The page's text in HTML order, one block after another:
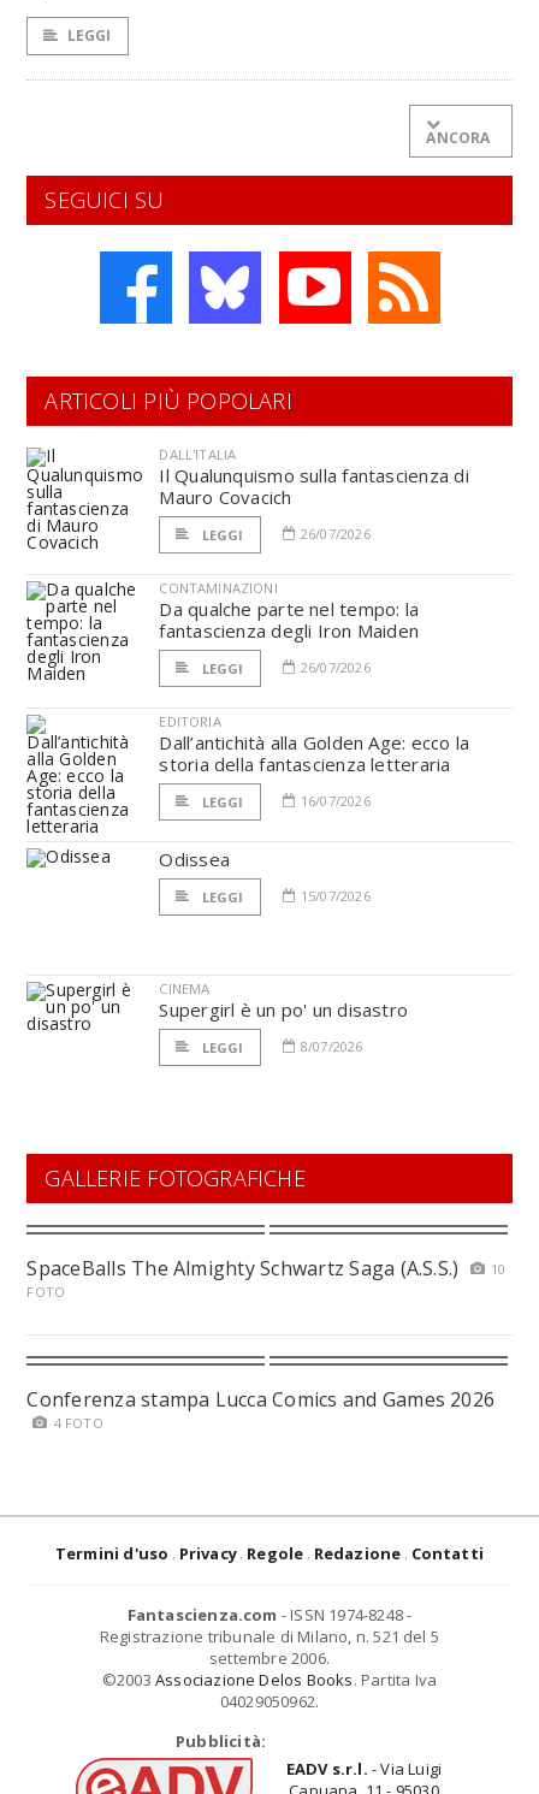
LEGGI
ANCORA
SEGUICI SU
ARTICOLI PIÙ POPOLARI
DALL'ITALIA
Il Qualunquismo sulla fantascienza di
Mauro Covacich
LEGGI 26/07/2026
CONTAMINAZIONI
Da qualche parte nel tempo: la
fantascienza degli Iron Maiden
LEGGI 26/07/2026
EDITORIA
Dall’antichità alla Golden Age: ecco la
storia della fantascienza letteraria
LEGGI 16/07/2026
Odissea
LEGGI 15/07/2026
CINEMA
Supergirl è un po' un disastro
LEGGI 8/07/2026
GALLERIE FOTOGRAFICHE
SpaceBalls The Almighty Schwartz Saga (A.S.S.)
10
FOTO
Conferenza stampa Lucca Comics and Games 2026
4 FOTO
Termini d'uso Privacy Regole Redazione Contatti
Fantascienza.com - ISSN 1974-8248 -
Registrazione tribunale di Milano, n. 521 del 5
settembre 2006.
©2003 Associazione Delos Books. Partita Iva
04029050962.
Pubblicità:
EADV s.r.l. - Via Luigi